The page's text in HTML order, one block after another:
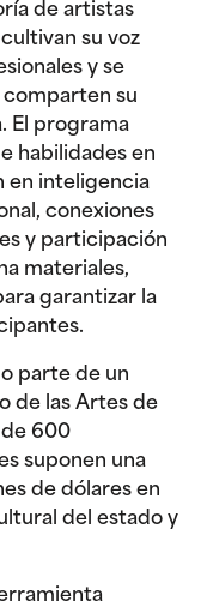
de artistas
su voz
y se
su
El programa
habilidades en
en inteligencia
conexiones
y participación
materiales,
garantizar la
parte de un
de las Artes de
de 600
suponen una
de dólares en
del estado y